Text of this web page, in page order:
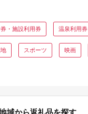
・施設利用券 温泉利用券
スポーツ 映画
域から返礼品を探す